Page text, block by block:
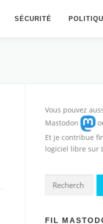
SÉCURITÉ
Vous pouvez
Mastodon
Et je contribue
logiciel libre sur
Rechercher :
FIL